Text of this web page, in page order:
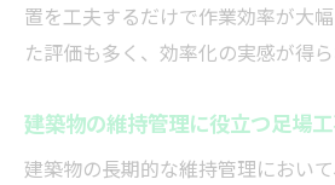
置を工夫するだけで作業効率が大
た評価も多く、効率化の実感が得ら
建築物の維持管理に役立つ足場
建築物の長期的な維持管理におい